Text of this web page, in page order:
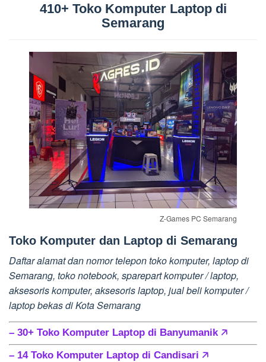
410+ Toko Komputer Laptop di
Semarang
Z-Games PC Semarang
Toko Komputer dan Laptop di Semarang
Daftar alamat dan nomor telepon toko komputer, laptop di
Semarang, toko notebook, sparepart komputer / laptop,
aksesoris komputer, aksesoris laptop, jual beli komputer /
laptop bekas di Kota Semarang
– 30+ Toko Komputer Laptop di Banyumanik 🡥
– 14 Toko Komputer Laptop di Candisari 🡥